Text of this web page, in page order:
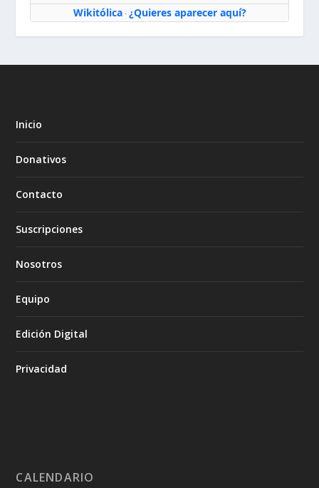
Wikitólica· ¿Quieres aparecer aquí?
Inicio
Donativos
Contacto
Suscripciones
Nosotros
Equipo
Edición Digital
Privacidad
CALENDARIO